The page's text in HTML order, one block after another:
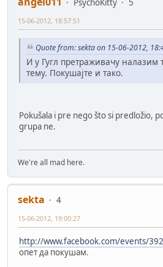
15-06-2012, 18:57:51
Quote from: sekta on 15-06-2012,
И у Гугл претраживачу налазим
тему. Покушајте и тако.
Pokušala i pre nego što si predložio,
grupa ne.
We're all mad here.
sekta
4
15-06-2012, 19:00:27
http://www.facebook.com/events/
опет да покушам.